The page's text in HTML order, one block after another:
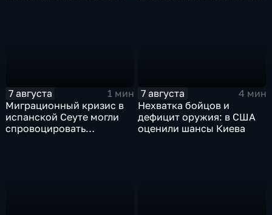
7 августа
1 мин
Миграционный кризис в
испанской Сеуте могли
спровоцировать
7 августа
4 мин
Нехватка бойцов и
дефицит оружия: в США
оценили шансы Киева